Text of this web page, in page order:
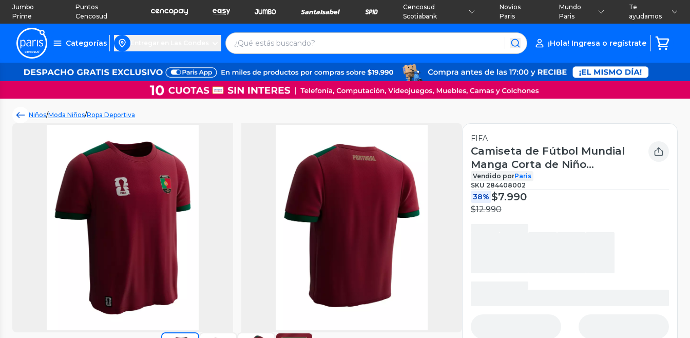
Jumbo
Prime
Puntos
Cencosud
Cencosud
Scotiabank
Novios
Paris
Mundo
Paris
Te
ayudamos
Categorías ¡Hola! Ingresa o regístrate
Niños/Moda Niños/Ropa Deportiva
FIFA
Camiseta de Fútbol Mundial
Manga Corta de Niño
Portugal
Vendido porParis
SKU 284408002
38% $7.990
$12.990